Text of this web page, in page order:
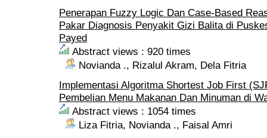
Penerapan Fuzzy Logic Dan Case-Based
Pakar Diagnosis Penyakit Gizi Balita di
Payed
Abstract views : 920 times
Novianda ., Rizalul Akram, Dela Fitria
Implementasi Algoritma Shortest Job First
Pembelian Menu Makanan Dan Minuman di
Abstract views : 1054 times
Liza Fitria, Novianda ., Faisal Amri